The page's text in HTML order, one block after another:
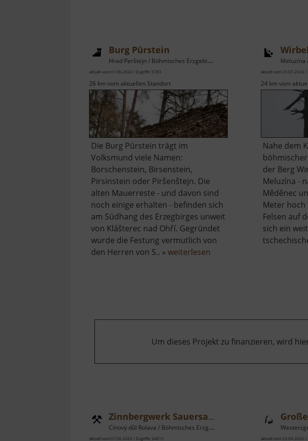
Burg Pürstein
Hrad Perštejn / Böhmisches Erzgebirge
aktuell vom 01.06.2024 / Zugriffe: 5783
26 km vom aktuellen Standort
Die Burg Pürstein trägt im
Volksmund viele Namen:
Borschenstein, Birsenstein,
Pirsinstein oder Piršenštejn. Die
alten Mauerreste - und davon sind
noch einige erhalten - befinden sich
am Südhang des Erzegbirges unweit
von Klášterec nad Ohří. Gegründet
wurde die Festung vermutlich von
den Herren von S.. » weiterlesen
Meluzína
aktuell vom 23.07.2024 /
24 km vom
Nahe dem
der Berg
Meluzína -
Měděnec
Meter hoch
Felsen auf
sich ein
Um dieses Projekt zu finanzieren, wird
Zinnbergwerk Sauersack
Cínový důl Rolava / Böhmisches Erzgebirge
aktuell vom 07.06.2026 / Zugriffe: 24015 aktuell vom 23.04.2026 /